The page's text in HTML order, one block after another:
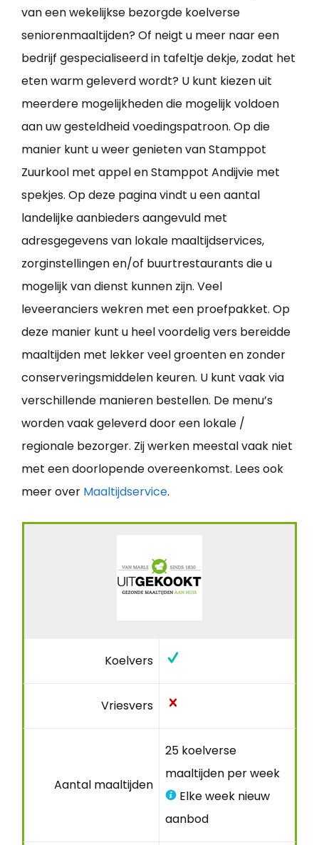
van een wekelijkse bezorgde koelverse
seniorenmaaltijden? Of neigt u meer naar een
bedrijf gespecialiseerd in tafeltje dekje, zodat het
eten warm geleverd wordt? U kunt kiezen uit
meerdere mogelijkheden die mogelijk voldoen
aan uw gesteldheid voedingspatroon. Op die
manier kunt u weer genieten van Stamppot
Zuurkool met appel en Stamppot Andijvie met
spekjes. Op deze pagina vindt u een aantal
landelijke aanbieders aangevuld met
adresgegevens van lokale maaltijdservices,
zorginstellingen en/of buurtrestaurants die u
mogelijk van dienst kunnen zijn. Veel
leveeranciers wekren met een proefpakket. Op
deze manier kunt u heel voordelig vers bereidde
maaltijden met lekker veel groenten en zonder
conserveringsmiddelen keuren. U kunt vaak via
verschillende manieren bestellen. De menu’s
worden vaak geleverd door een lokale /
regionale bezorger. Zij werken meestal vaak niet
met een doorlopende overeenkomst. Lees ook
meer over Maaltijdservice.
Koelvers
Vriesvers
Aantal maaltijden
25 koelverse
maaltijden per week
Elke week nieuw
aanbod